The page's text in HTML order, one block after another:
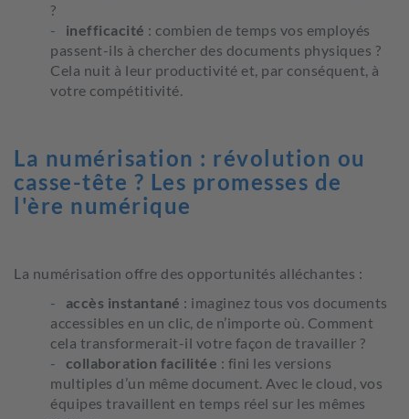
?
inefficacité : combien de temps vos employés
passent-ils à chercher des documents physiques ?
Cela nuit à leur productivité et, par conséquent, à
votre compétitivité.
La numérisation : révolution ou
casse-tête ? Les promesses de
l'ère numérique
La numérisation offre des opportunités alléchantes :
accès instantané : imaginez tous vos documents
accessibles en un clic, de n’importe où. Comment
cela transformerait-il votre façon de travailler ?
collaboration facilitée : fini les versions
multiples d’un même document. Avec le cloud, vos
équipes travaillent en temps réel sur les mêmes